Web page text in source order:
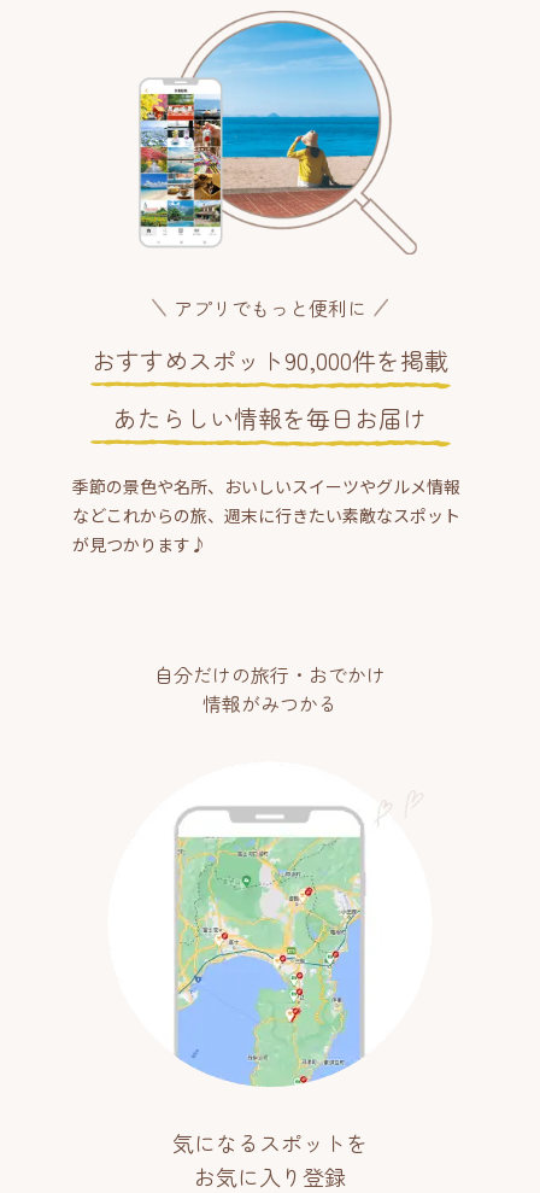
アプリでもっと便利に
おすすめスポット90,000件を掲載
あたらしい情報を毎日お届け
季節の景色や名所、おいしいスイーツやグルメ情報
などこれからの旅、週末に行きたい素敵なスポット
が見つかります♪
自分だけの旅行・おでかけ
情報がみつかる
気になるスポットを
お気に入り登録